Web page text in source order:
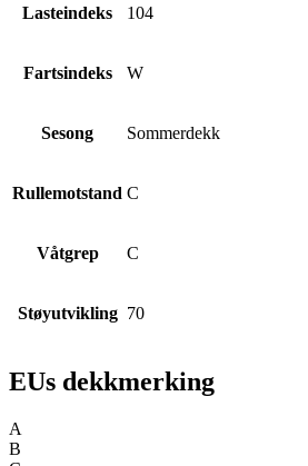
Lasteindeks 104
Fartsindeks W
Sesong Sommerdekk
Rullemotstand C
Våtgrep C
Støyutvikling 70
EUs dekkmerking
A
B